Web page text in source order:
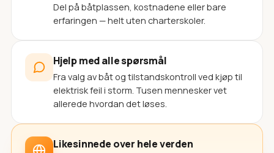
Del på båtplassen, kostnadene eller bare
erfaringen — helt uten charterskoler.
Hjelp med alle spørsmål
Fra valg av båt og tilstandskontroll ved kjøp til
elektrisk feil i storm. Tusen mennesker vet
allerede hvordan det løses.
Likesinnede over hele verden